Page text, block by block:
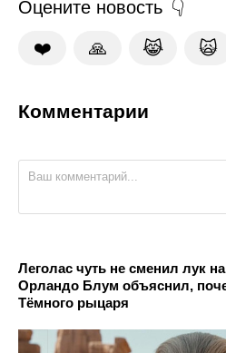
Оцените новость
❤️ 🙏 😹 🙀
Комментарии
Леголас чуть не сменил лук
Орландо Блум объяснил,
Тёмного рыцаря